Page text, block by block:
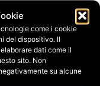
come i cookie
del dispositivo. Il
dati come il
sito. Non
su alcune
web in questo
che